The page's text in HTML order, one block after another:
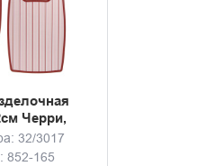
Черри,
2
32/3017
852-165